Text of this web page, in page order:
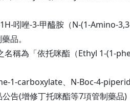
吲唑-3-甲醯胺（N-(1-
品。
稱為「依托咪酯（Ethyl 1-(1-
carboxylate、N-Boc-4-
告(增修丁托咪酯等7項管制藥品